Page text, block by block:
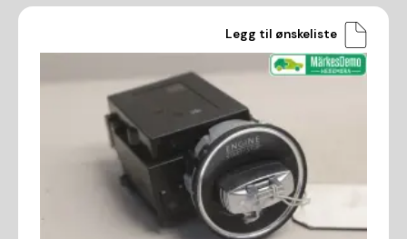
Legg til ønskeliste